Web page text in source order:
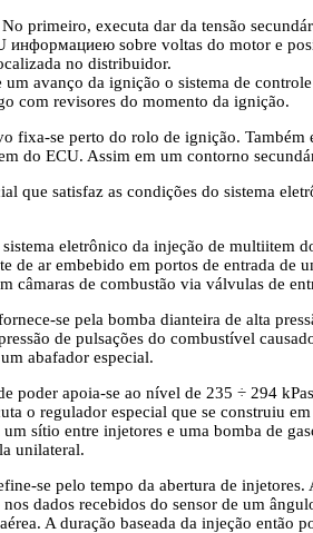
primeiro, executa dar da tensão
информациею sobre voltas do motor e
no distribuidor.
avanço da ignição o sistema de
com revisores do momento da ignição.
fixa-se perto do rolo de ignição.
do ECU. Assim em um contorno
que satisfaz as condições do sistema
eletrônico da injeção de multiitem
de ar embebido em portos de entrada de
câmaras de combustão via válvulas de
se pela bomba dianteira de alta
de pulsações do combustível
abafador especial.
poder apoia-se ao nível de 235 ÷ 294
o regulador especial que se construiu
sítio entre injetores e uma bomba de
unilateral.
se pelo tempo da abertura de
dados recebidos do sensor de um
A duração baseada da injeção então